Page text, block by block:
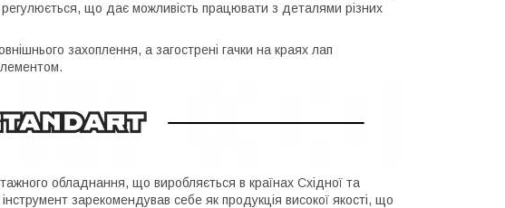
що дає можливість працювати з деталями різних
захоплення, а загострені гачки на краях лап
обладнання, що виробляється в країнах Східної та
зарекомендував себе як продукція високої якості, що